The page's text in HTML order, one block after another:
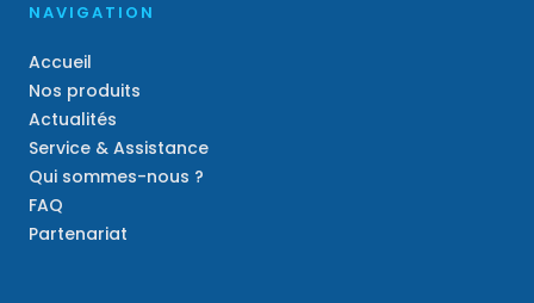
NAVIGATION
Accueil
Nos produits
Actualités
Service & Assistance
Qui sommes-nous ?
FAQ
Partenariat